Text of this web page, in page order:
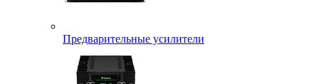
Предварительные усилители